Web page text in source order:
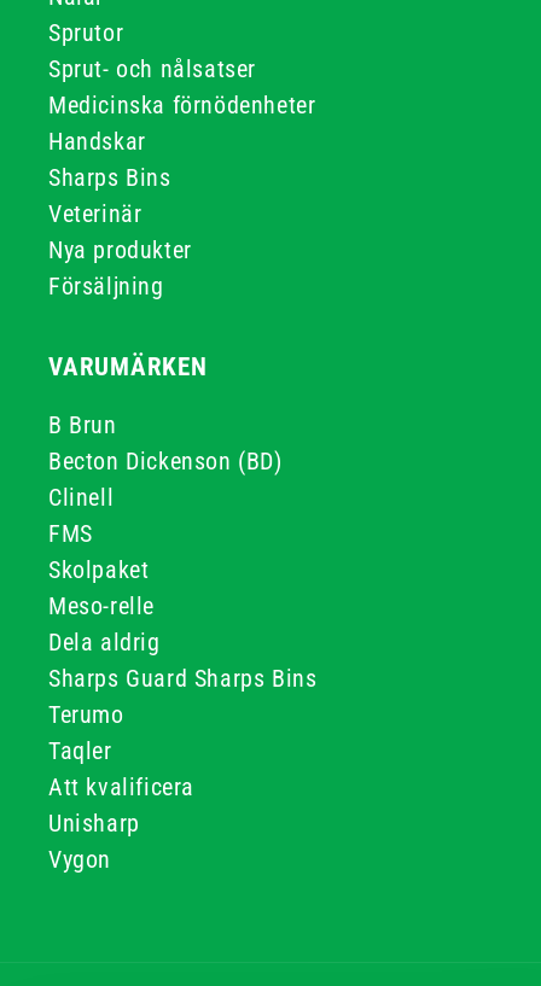
Sprutor
Sprut- och nålsatser
Medicinska förnödenheter
Handskar
Sharps Bins
Veterinär
Nya produkter
Försäljning
VARUMÄRKEN
B Brun
Becton Dickenson (BD)
Clinell
FMS
Skolpaket
Meso-relle
Dela aldrig
Sharps Guard Sharps Bins
Terumo
Taqler
Att kvalificera
Unisharp
Vygon